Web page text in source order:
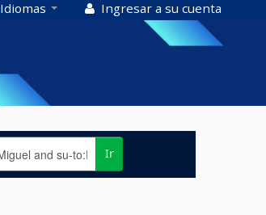
Idiomas Ingresar a su cuenta
Ir